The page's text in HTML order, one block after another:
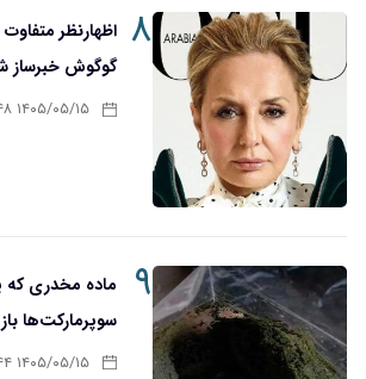
۸ اظهارنظر
گوگوش خبرساز
۱۴۰۵/۰۵/۱۵ ۱۴:۴۸
۹
ماده مخدری که
سوپرمارکت‌ها
۱۴۰۵/۰۵/۱۵ ۱۴:۴۴